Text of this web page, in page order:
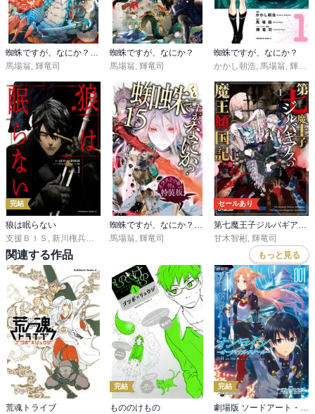
蜘蛛ですが、なにか？ Ｅｘ
馬場翁, 輝竜司
蜘蛛ですが、なにか？
馬場翁, 輝竜司
蜘蛛ですが、なにか？
かかし朝浩, 馬場翁, 輝竜司
完結
狼は眠らない
支援ＢＩＳ
新川権兵衛 田ヶ喜一, かかし朝浩
馬場翁 輝竜司
セールあり
甘木智彬 輝竜司
関連する作品 もっと見る
荒魂トライブ
完結
もののけもの
完結
劇場版 ソードアート・オンライン -オーディナル・スケール-